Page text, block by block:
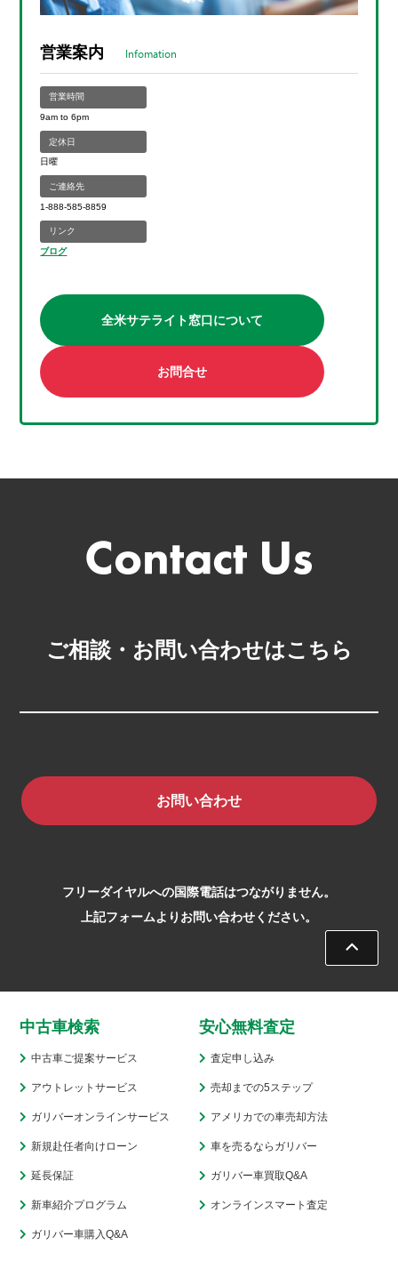
営業案内 Infomation
営業時間
9am to 6pm
定休日
日曜
ご連絡先
1-888-585-8859
リンク
ブログ
全米サテライト窓口について
お問合せ
ご相談・お問い合わせはこちら
お問い合わせ
フリーダイヤルへの国際電話はつながりません。
上記フォームよりお問い合わせください。
中古車検索
中古車ご提案サービス
アウトレットサービス
ガリバーオンラインサービス
新規赴任者向けローン
延長保証
新車紹介プログラム
ガリバー車購入Q&A
安心無料査定
査定申し込み
売却までの5ステップ
アメリカでの車売却方法
車を売るならガリバー
ガリバー車買取Q&A
オンラインスマート査定